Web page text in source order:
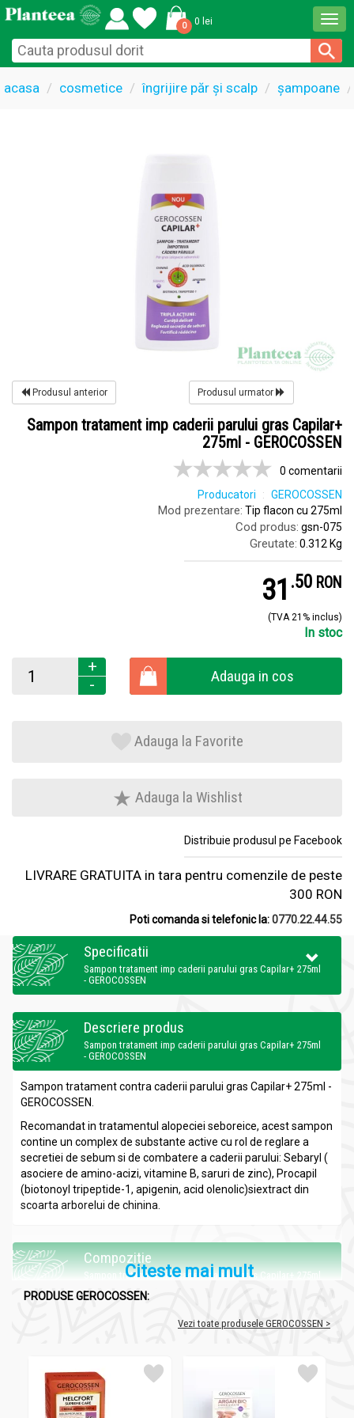
0 0 lei
acasa cosmetice îngrijire păr și scalp șampoane
Produsul anterior Produsul urmator
Sampon tratament imp caderii parului gras Capilar+
275ml - GEROCOSSEN
0 comentarii
Producatori
GEROCOSSEN
Mod prezentare: Tip flacon cu 275ml
Cod produs: gsn-075
Greutate: 0.312 Kg
31 .5 RON
(TVA 21% inclus)
In stoc
+
-
Adauga in cos
Adauga la Favorite
Adauga la Wishlist
Distribuie produsul pe Facebook
LIVRARE GRATUITA in tara pentru comenzile de peste
300 RON
Poti comanda si telefonic la:0770.22.44.55
Specificatii
Sampon tratament imp caderii parului gras Capilar+ 275ml
- GEROCOSSEN
Descriere produs
Sampon tratament imp caderii parului gras Capilar+ 275ml
- GEROCOSSEN
Sampon tratament contra caderii parului gras Capilar+ 275ml -
GEROCOSSEN.
Recomandat in tratamentul alopeciei seboreice, acest sampon
contine un complex de substante active cu rol de reglare a
secretiei de sebum si de combatere a caderii parului: Sebaryl (
asociere de amino-acizi, vitamine B, saruri de zinc), Procapil
(biotonoyl tripeptide-1, apigenin, acid olenolic)siextract din
scoarta arborelui de chinina.
Compozitie
Sampon tratament imp caderii parului gras Capilar+ 275ml
Aqua, Sodium Laureth Sulfate, Cocamide DEA,
Cocamidopropyl Betaine, Sodium Chloride, Cinchona
Aesculus HippocastanumSeed Extract, Ammonium
Glycyrrhizate, Panthenol, Propylene Glycol, ZincGluconate,
Caffeine, Biotin, Sodium Cocoyl apple amino acids,
Polyquaternium-7, Butylene glycol, PPG-26-Buteth-26, PEG-40
Citeste mai mult
PRODUSE GEROCOSSEN:
Vezi toate produsele GEROCOSSEN >